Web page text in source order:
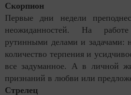
Скорпион
Первые дни недели
неожиданностей. На
рутинными делами и задачами:
количество терпения и
все задуманное. А в личной
признаний в любви или
Стрелец